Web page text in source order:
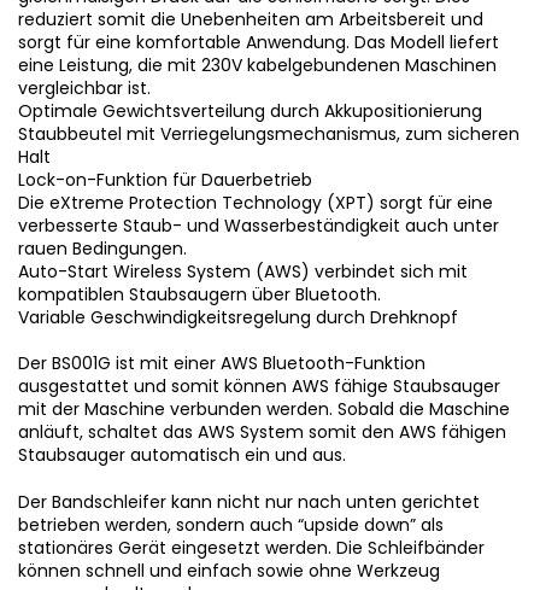
reduziert somit die Unebenheiten am Arbeitsbereit und
sorgt für eine komfortable Anwendung. Das Modell liefert
eine Leistung, die mit 230V kabelgebundenen Maschinen
vergleichbar ist.
Optimale Gewichtsverteilung durch Akkupositionierung
Staubbeutel mit Verriegelungsmechanismus, zum sicheren
Halt
Lock-on-Funktion für Dauerbetrieb
Die eXtreme Protection Technology (XPT) sorgt für eine
verbesserte Staub- und Wasserbeständigkeit auch unter
rauen Bedingungen.
Auto-Start Wireless System (AWS) verbindet sich mit
kompatiblen Staubsaugern über Bluetooth.
Variable Geschwindigkeitsregelung durch Drehknopf
Der BS001G ist mit einer AWS Bluetooth-Funktion
ausgestattet und somit können AWS fähige Staubsauger
mit der Maschine verbunden werden. Sobald die Maschine
anläuft, schaltet das AWS System somit den AWS fähigen
Staubsauger automatisch ein und aus.
Der Bandschleifer kann nicht nur nach unten gerichtet
betrieben werden, sondern auch “upside down” als
stationäres Gerät eingesetzt werden. Die Schleifbänder
können schnell und einfach sowie ohne Werkzeug